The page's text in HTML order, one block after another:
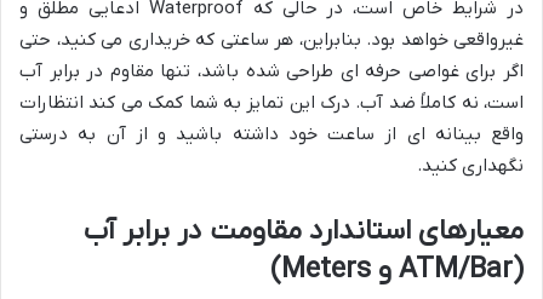
در شرایط خاص است، در حالی که Waterproof ادعایی مطلق و
غیرواقعی خواهد بود. بنابراین، هر ساعتی که خریداری می کنید، حتی
اگر برای غواصی حرفه ای طراحی شده باشد، تنها مقاوم در برابر آب
است، نه کاملاً ضد آب. درک این تمایز به شما کمک می کند انتظارات
واقع بینانه ای از ساعت خود داشته باشید و از آن به درستی
نگهداری کنید.
معیارهای استاندارد مقاومت در برابر آب
(ATM/Bar و Meters)